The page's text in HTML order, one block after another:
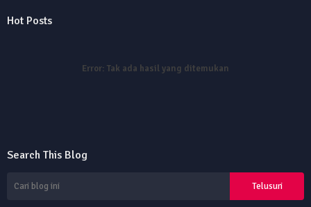
Hot Posts
Error: Tak ada hasil yang ditemukan
Search This Blog